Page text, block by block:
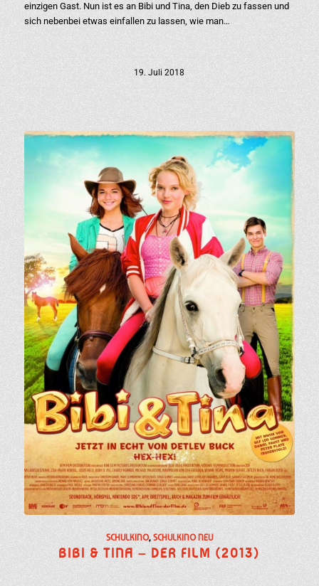
einzigen Gast. Nun ist es an Bibi und Tina, den Dieb zu fassen und
sich nebenbei etwas einfallen zu lassen, wie man…
19. Juli 2018
SCHULKINO, SCHULKINO NEU
BIBI & TINA – DER FILM (2013)